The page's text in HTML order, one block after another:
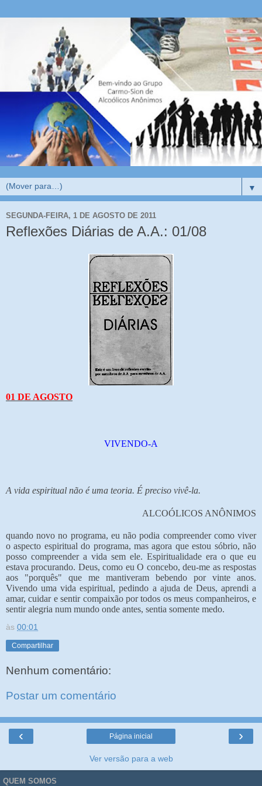
▼
SEGUNDA-FEIRA, 1 DE AGOSTO DE 2011
Reflexões Diárias de A.A.: 01/08
01 DE AGOSTO
VIVENDO-A
A vida espiritual não é uma teoria. É preciso vivê-la.
ALCOÓLICOS ANÔNIMOS
quando novo no programa, eu não podia compreender como viver
o aspecto espiritual do programa, mas agora que estou sóbrio, não
posso compreender a vida sem ele. Espiritualidade era o que eu
estava procurando. Deus, como eu O concebo, deu-me as respostas
aos "porquês" que me mantiveram bebendo por vinte anos.
Vivendo uma vida espiritual, pedindo a ajuda de Deus, aprendi a
amar, cuidar e sentir compaixão por todos os meus companheiros, e
sentir alegria num mundo onde antes, sentia somente medo.
às 00:01
Compartilhar
Nenhum comentário:
Postar um comentário
‹ ›
Página inicial
Ver versão para a web
QUEM SOMOS